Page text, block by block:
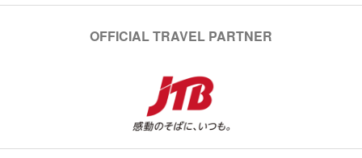
OFFICIAL TRAVEL PARTNER